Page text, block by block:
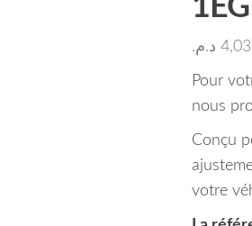
د.م.
Pour
nous
Conçu
votre